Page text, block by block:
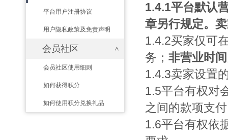
平台用户注册协议
用户隐私政策及免责声明
会员社区
会员社区使用细则
如何获得积分
如何使用积分兑换礼品
1.4.1平台默认
章另行规定。
1.4.2买家仅可
务； 非营业时
1.4.3卖家设置
1.5平台有权对
之间的款项支
1.6平台有权依